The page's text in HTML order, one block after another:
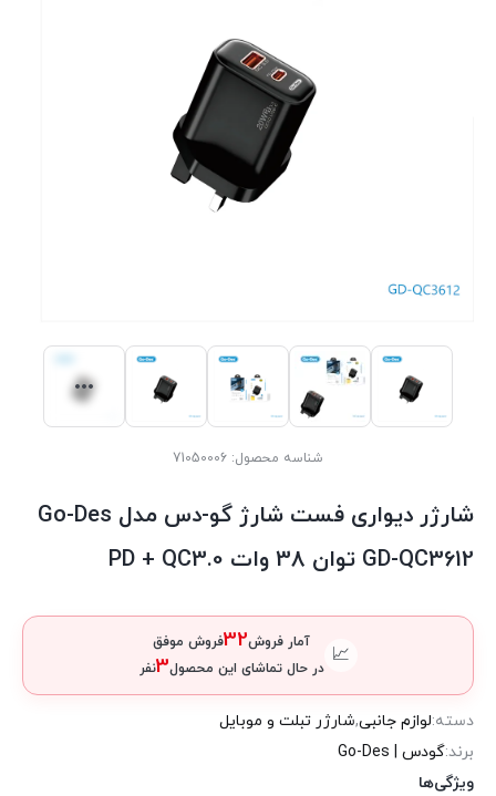
شناسه محصول: 71050006
شارژر دیواری فست شارژ گو-دس مدل Go-Des
GD-QC3612 توان 38 وات PD + QC3.0
📈
آمار فروش32فروش موفق
در حال تماشای این محصول3نفر
دسته:لوازم جانبی,شارژر تبلت و موبایل
برند:گودس | Go-Des
ویژگی‌ها